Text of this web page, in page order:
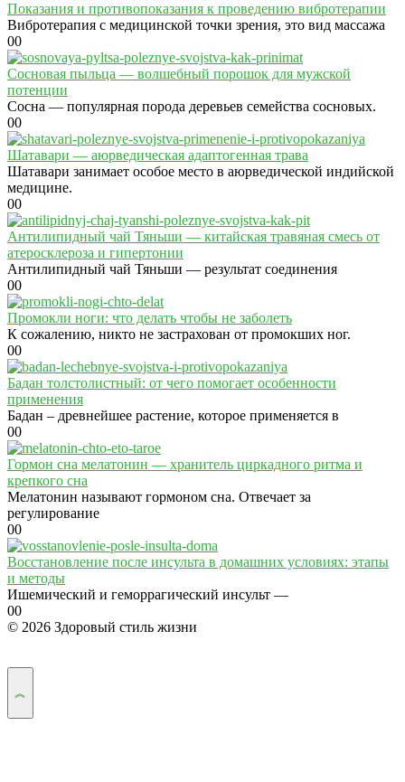
Показания и противопоказания к проведению вибротерапии
Вибротерапия с медицинской точки зрения, это вид массажа
00
Сосновая пыльца — волшебный порошок для мужской
потенции
Сосна — популярная порода деревьев семейства сосновых.
00
Шатавари — аюрведическая адаптогенная трава
Шатавари занимает особое место в аюрведической индийской
медицине.
00
Антилипидный чай Тяньши — китайская травяная смесь от
атеросклероза и гипертонии
Антилипидный чай Тяньши — результат соединения
00
Промокли ноги: что делать чтобы не заболеть
К сожалению, никто не застрахован от промокших ног.
00
Бадан толстолистный: от чего помогает особенности
применения
Бадан – древнейшее растение, которое применяется в
00
Гормон сна мелатонин — хранитель циркадного ритма и
крепкого сна
Мелатонин называют гормоном сна. Отвечает за
регулирование
00
Восстановление после инсульта в домашних условиях: этапы
и методы
Ишемический и геморрагический инсульт —
00
© 2026 Здоровый стиль жизни